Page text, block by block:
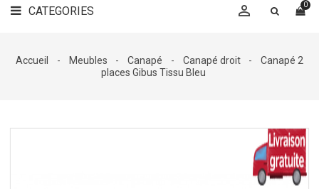
CATEGORIES 0

DÉCO
Accueil Meubles Canapé Canapé droit
Canapé 2
places Gibus Tissu Bleu